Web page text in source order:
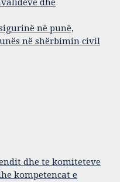
dhe
në punë,
në shërbimin civil
dhe te komiteteve
kompetencat e